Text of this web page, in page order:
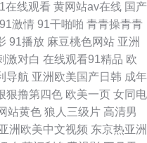
在线观看 黄网站av在线 国产
91激情 91干啪啪 青青操青青
91播放 麻豆桃色网站 亚洲
激对白 在线观看91精品 欧
导航 亚洲欧美国产日韩 成年
狠撸第四色 欧美一页 女同电
站黄色 狼人三级片 高清男
洲欧美中文视频 东京热亚洲